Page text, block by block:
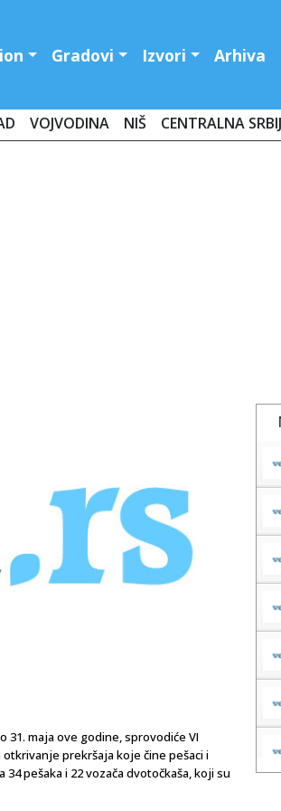
Gradovi Izvori Arhiva
VOJVODINA NIŠ CENTRALNA
31. maja ove godine, sprovodiće VI
prekršaja koje čine pešaci i
pešaka i 22 vozača dvotočkaša, koji su